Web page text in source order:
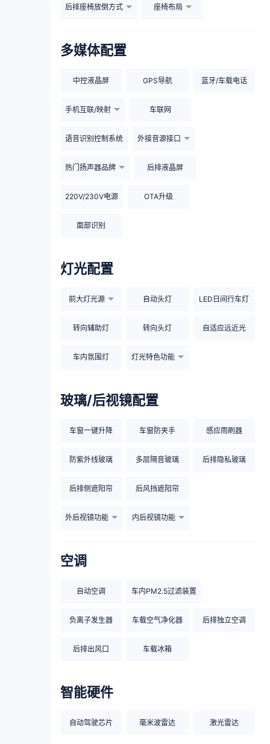
后排座椅放倒方式 座椅布局
多媒体配置
中控液晶屏 GPS导航 蓝牙/车载电话
手机互联/映射 车联网
语音识别控制系统 外接音源接口
热门扬声器品牌 后排液晶屏
220V/230V电源 OTA升级
面部识别
灯光配置
前大灯光源 自动头灯 LED日间行车灯
转向辅助灯 转向头灯 自适应远近光
车内氛围灯 灯光特色功能
玻璃/后视镜配置
车窗一键升降 车窗防夹手 感应雨刷器
防紫外线玻璃 多层隔音玻璃 后排隐私玻璃
后排侧遮阳帘 后风挡遮阳帘
外后视镜功能 内后视镜功能
空调
自动空调 车内PM2.5过滤装置
负离子发生器 车载空气净化器 后排独立空调
后排出风口 车载冰箱
智能硬件
自动驾驶芯片 毫米波雷达 激光雷达